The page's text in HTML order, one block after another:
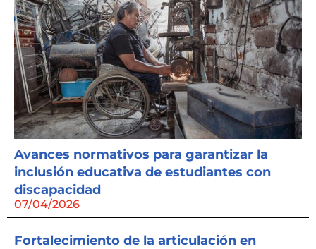
Avances normativos para garantizar la
inclusión educativa de estudiantes con
discapacidad
07/04/2026
Fortalecimiento de la articulación en